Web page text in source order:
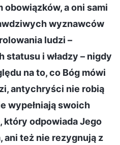
obowiązków, a oni sami
wyznawców
ludzi –
statusu i władzy – nigdy
na to, co Bóg mówi
antychryści nie robią
wypełniają swoich
który odpowiada Jego
ani też nie rezygnują z